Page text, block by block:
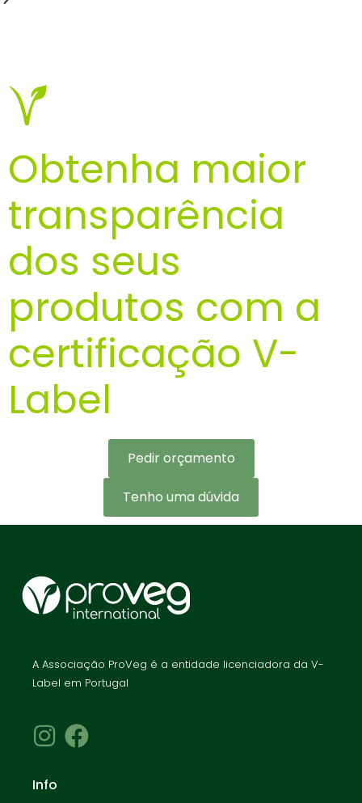
Obtenha maior
transparência
dos seus
produtos com a
certificação V-
Label
Pedir orçamento
Tenho uma dúvida
A Associação ProVeg é a entidade licenciadora da V-
Label em Portugal
Info